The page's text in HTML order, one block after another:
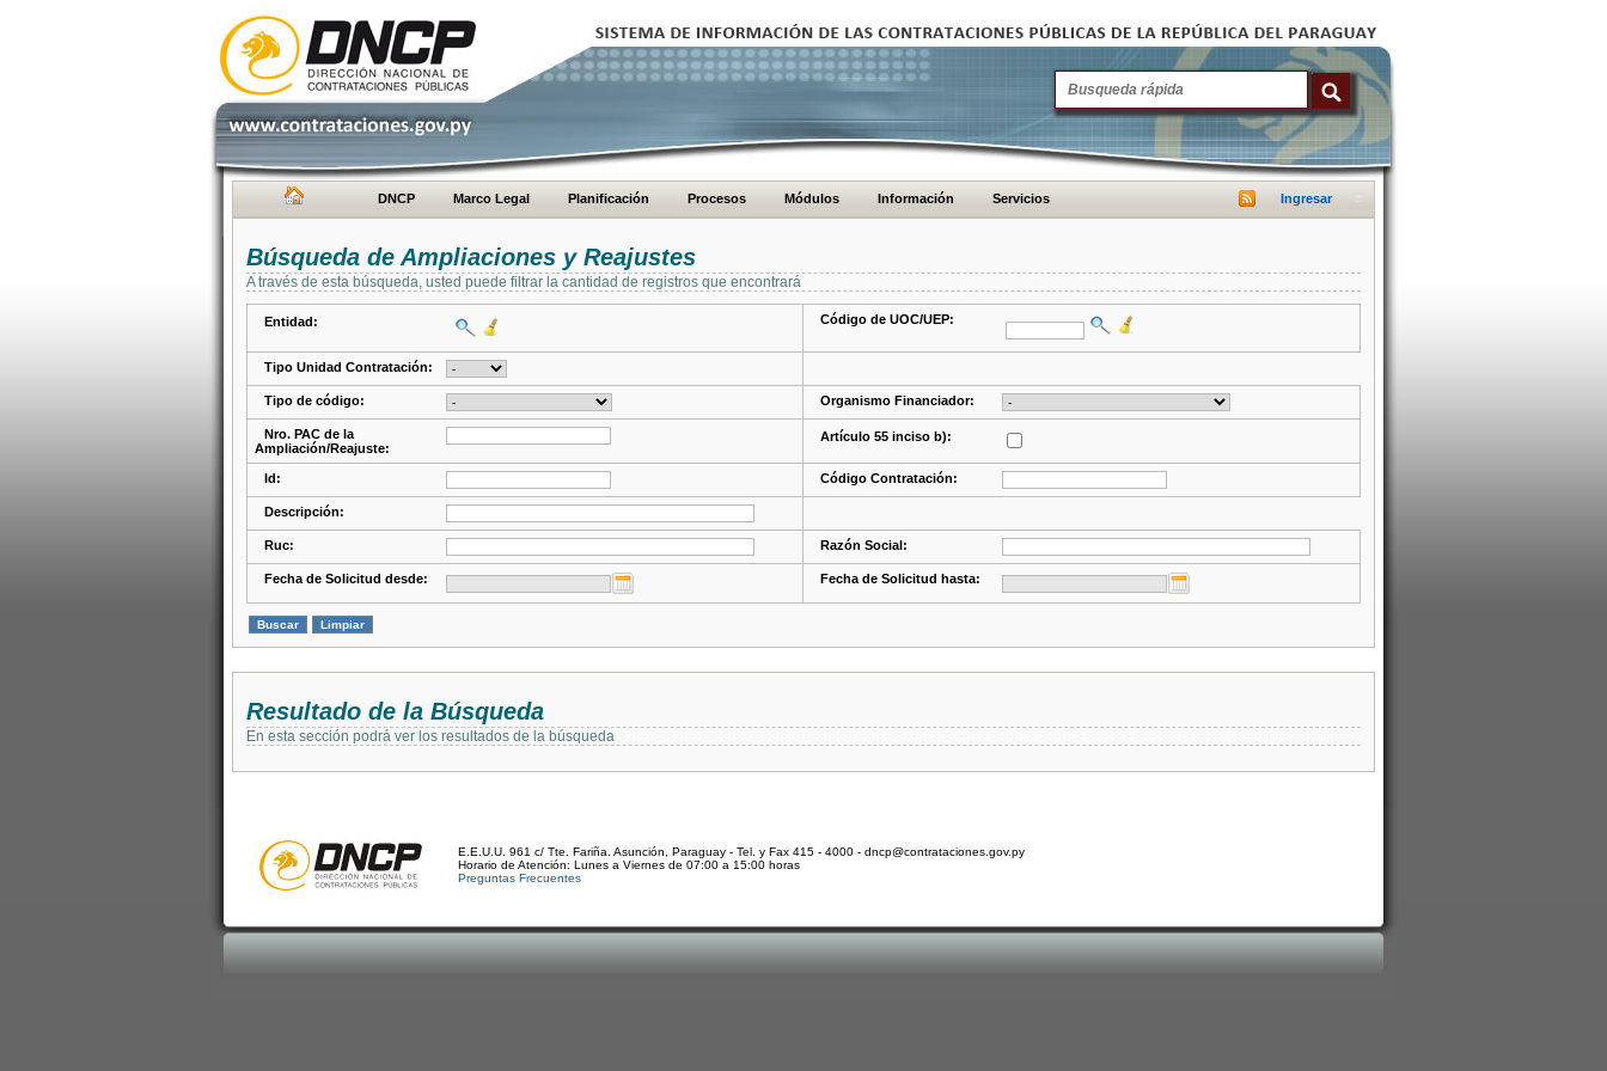
DNCP Marco Legal Planificación Procesos Módulos Información Servicios Ingresar
Búsqueda de Ampliaciones y Reajustes
A través de esta búsqueda, usted puede filtrar la cantidad de registros que encontrará
Entidad: Código de UOC/UEP:
Tipo Unidad Contratación:
Tipo de código: Organismo Financiador:
Nro. PAC de la
Ampliación/Reajuste:
Artículo 55 inciso b):
Id: Código Contratación:
Descripción:
Ruc: Razón Social:
Fecha de Solicitud desde: Fecha de Solicitud hasta:
Resultado de la Búsqueda
En esta sección podrá ver los resultados de la búsqueda
E.E.U.U. 961 c/ Tte. Fariña. Asunción, Paraguay - Tel. y Fax 415 - 4000 - dncp@contrataciones.gov.py
Horario de Atención: Lunes a Viernes de 07:00 a 15:00 horas
Preguntas Frecuentes